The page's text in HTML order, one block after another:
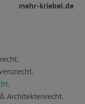
mehr-kriebel.de
,
,
,
Architektenrecht,